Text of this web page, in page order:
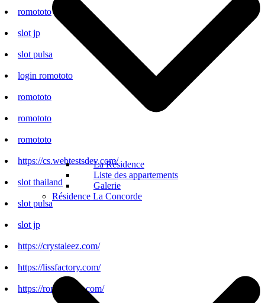
La Résidence
Liste des appartements
Galerie
Résidence La Concorde
romototo
slot jp
slot pulsa
login romototo
romototo
romototo
romototo
https://cs.webtestsdev.com/
slot thailand
slot pulsa
slot jp
https://crystaleez.com/
https://lissfactory.com/
https://romototo.it.com/